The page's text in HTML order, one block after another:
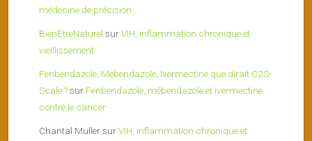
médecine de précision
BienEtreNaturel surVIH, inflammation chronique et
vieillissement
Fenbendazole, Mebendazole, Ivermectine que dirait C2S-
Scale ?sur Fenbendazole, mébendazole et ivermectine
contre le cancer
Chantal MullersurVIH, inflammation chronique et